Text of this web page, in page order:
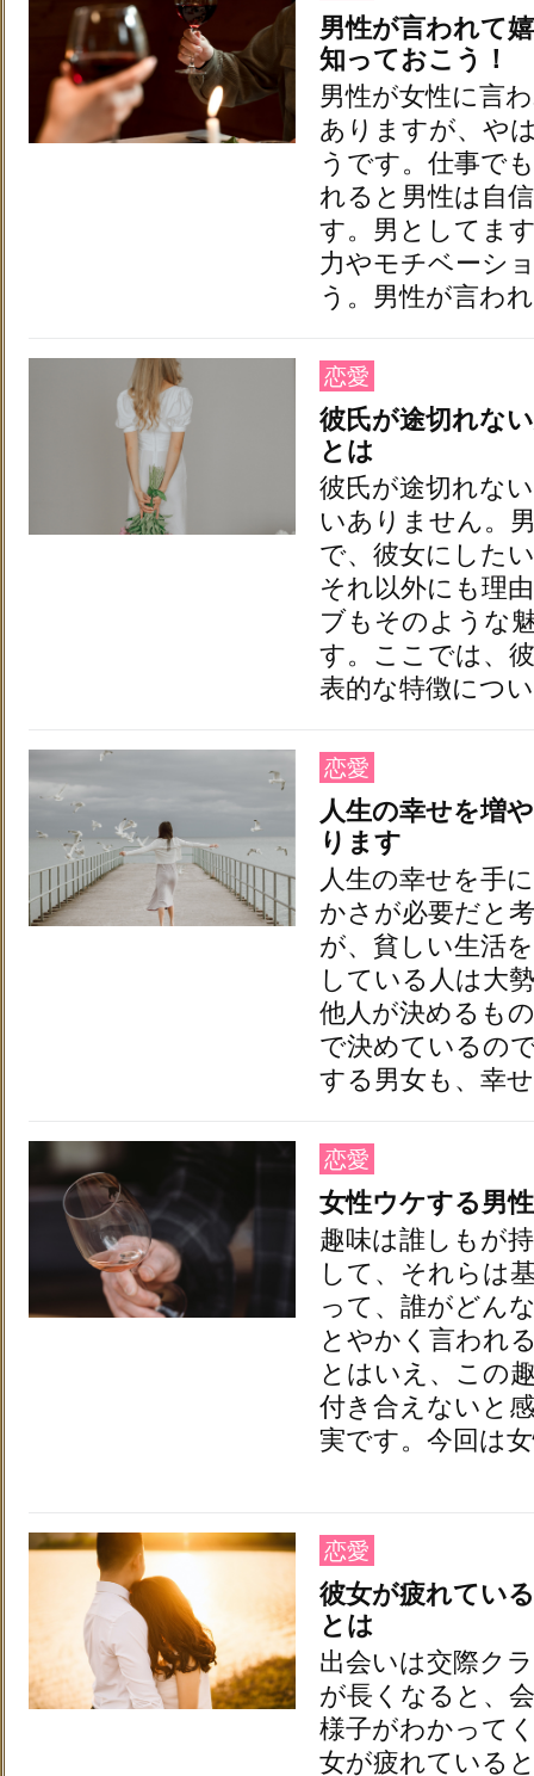
男性が言われて
知っておこう！
男性が女性に言
ありますが、や
うです。仕事で
れると男性は自
す。男としてま
力やモチベーシ
う。男性が言わ
彼氏が途切れな
とは
彼氏が途切れな
いありません。
で、彼女にした
それ以外にも理
ブもそのような
す。ここでは、
表的な特徴につ
恋愛
人生の幸せを増
ります
人生の幸せを手
かさが必要だと
が、貧しい生活
している人は大
他人が決めるも
で決めているの
する男女も、幸
恋愛
女性ウケする男
趣味は誰しもが
して、それらは
って、誰がどん
とやかく言われ
とはいえ、この
付き合えないと
実です。今回は
恋愛
彼女が疲れてい
とは
出会いは交際ク
が長くなると、
様子がわかって
女が疲れている
恋愛